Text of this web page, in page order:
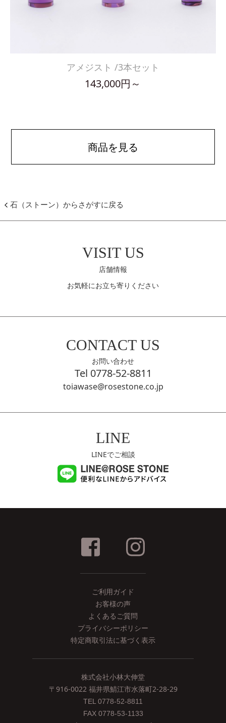
アメジスト /3本セット
143,000円～
商品を見る
石（ストーン）からさがすに戻る
VISIT US
店舗情報
お気軽にお立ち寄りください
CONTACT US
お問い合わせ
Tel 0778-52-8811
toiawase@rosestone.co.jp
LINE
LINEでご相談
ご利用ガイド
お客様の声
よくあるご質問
プライバシーポリシー
特定商取引法に基づく表示
株式会社小林大伸堂
〒916-0022 福井県鯖江市水落町2-28-29
TEL 0778-52-8811
FAX 0778-53-1133